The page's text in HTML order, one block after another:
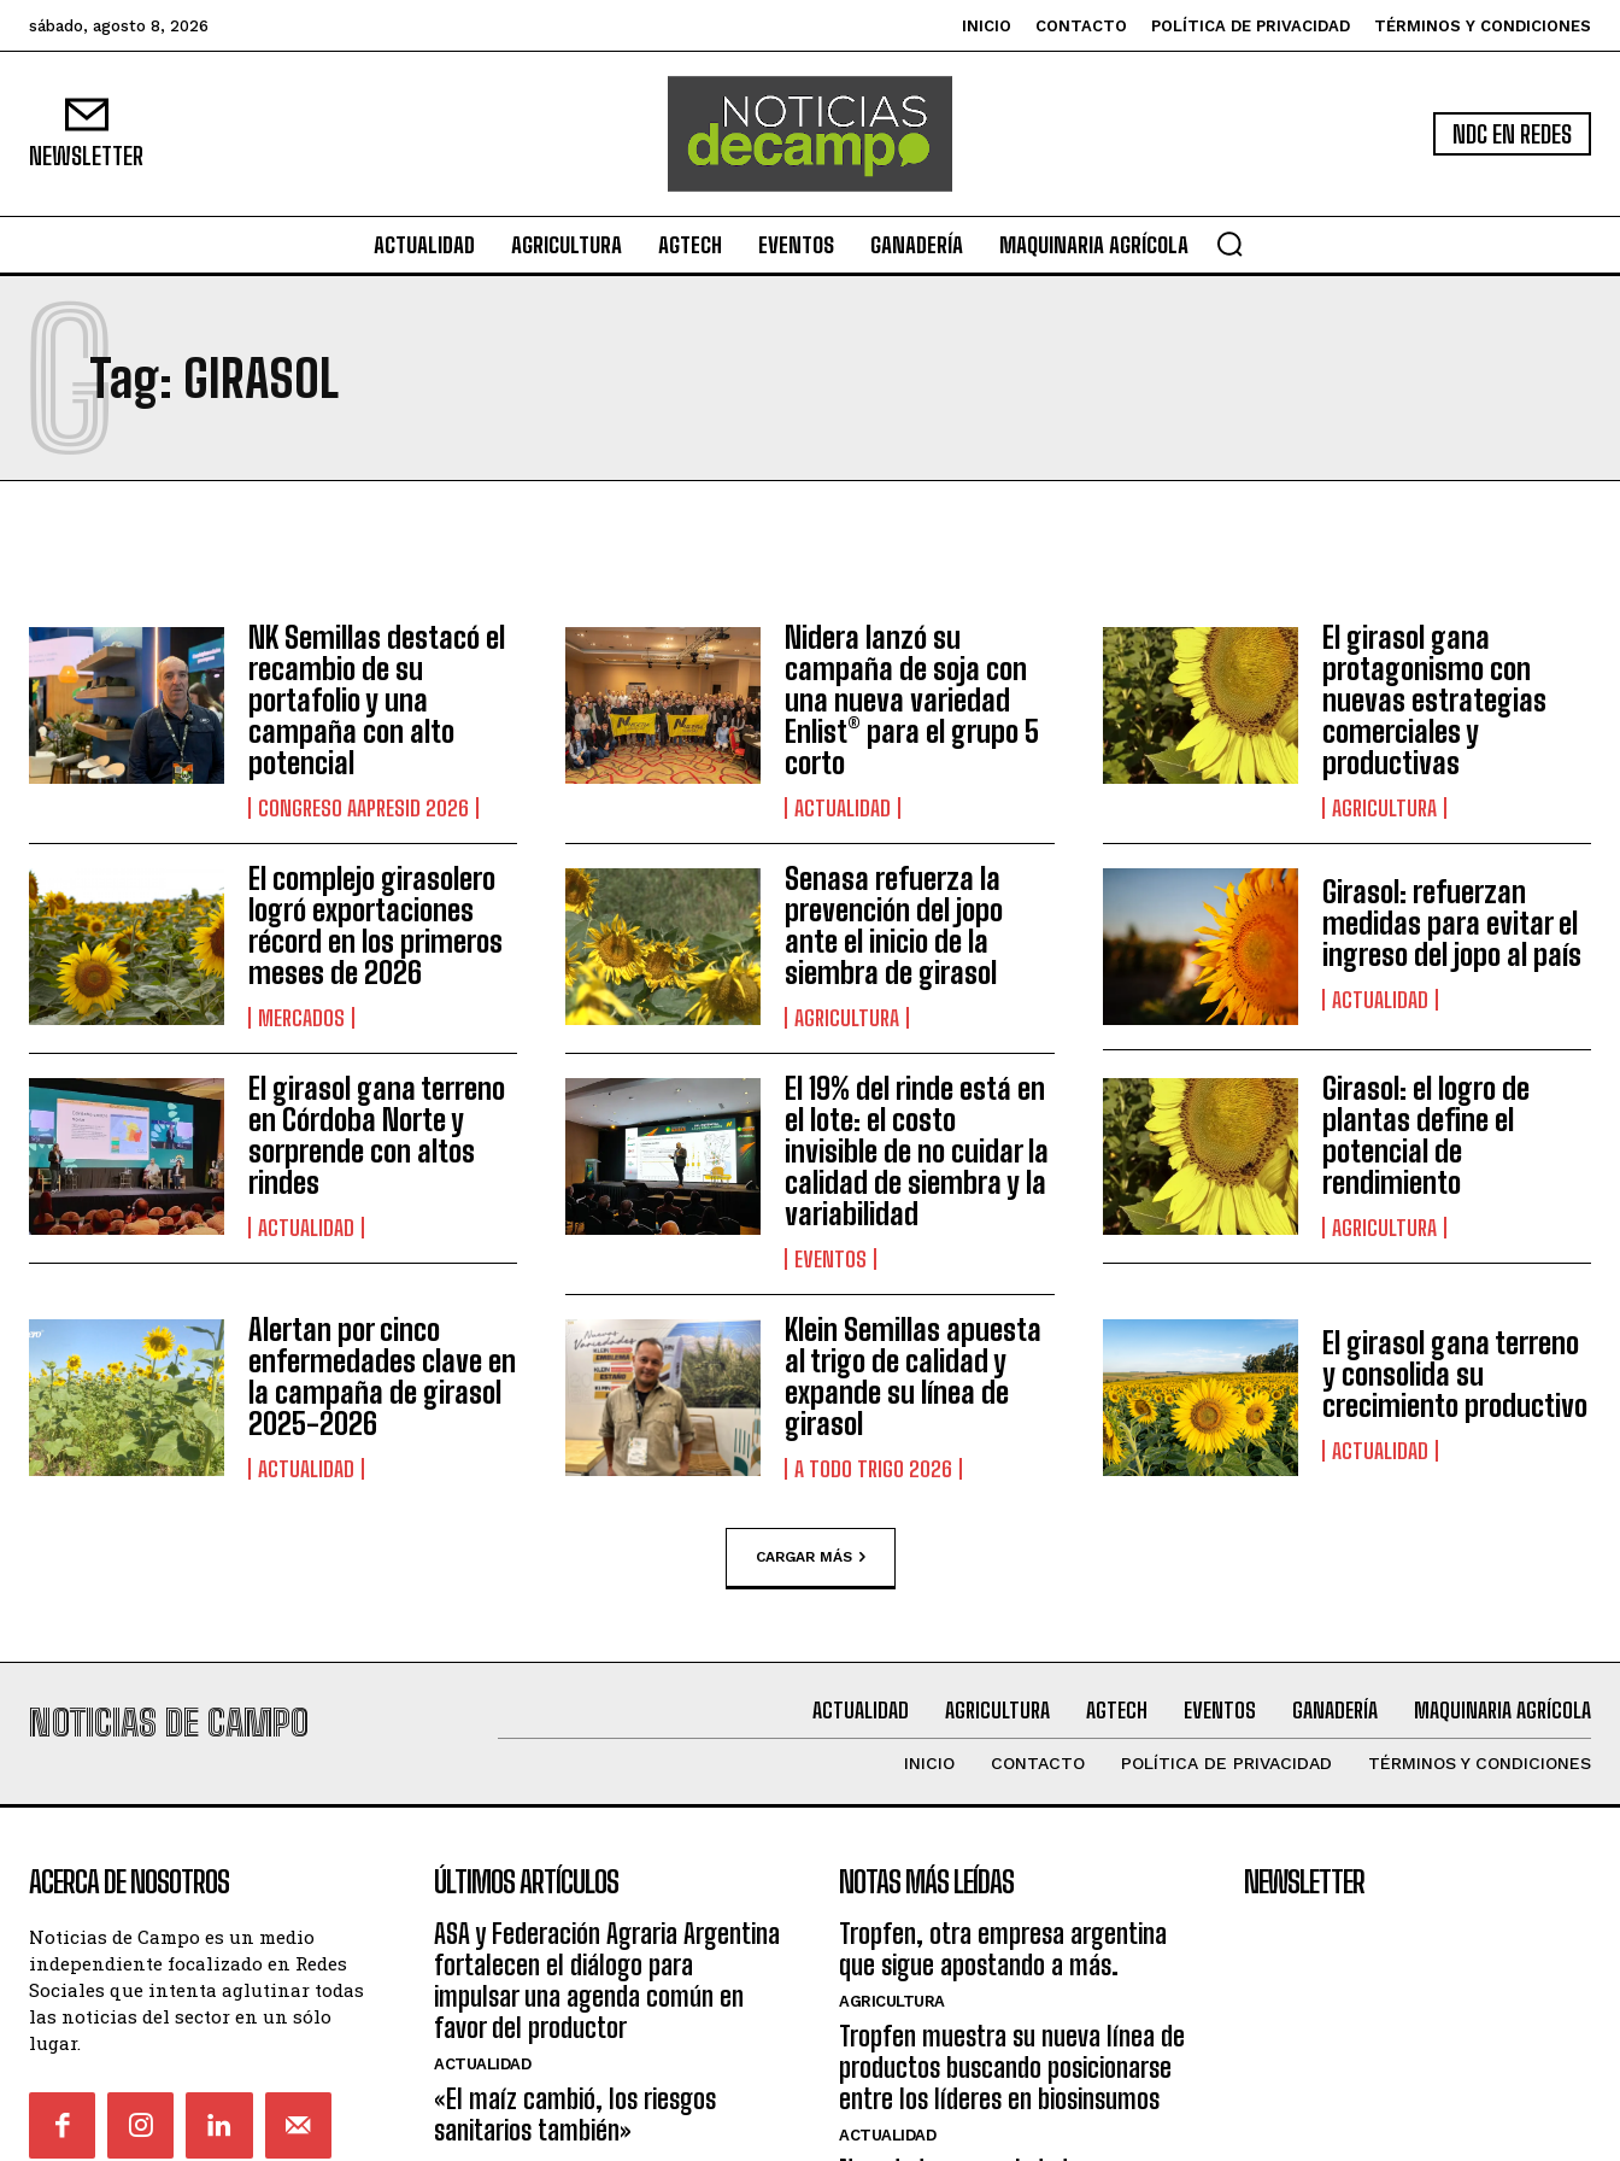
Suscribite al Newsletter
QUIERO SUSCRIBIRME
Leí y acepto laPolítica de Privacidad.
sábado, agosto 8, 2026 INICIO CONTACTO POLÍTICA DE PRIVACIDAD TÉRMINOS Y CONDICIONES
NEWSLETTER
NDC EN REDES
ACTUALIDAD AGRICULTURA AGTECH EVENTOS GANADERÍA MAQUINARIA AGRÍCOLA
Tag: GIRASOL
G
NK Semillas destacó el
recambio de su
portafolio y una
campaña con alto
potencial
CONGRESO AAPRESID 2026
Nidera lanzó su
campaña de soja con
una nueva variedad
Enlist® para el grupo 5
corto
ACTUALIDAD
El girasol gana
protagonismo con
nuevas estrategias
comerciales y
productivas
AGRICULTURA
El complejo girasolero
logró exportaciones
récord en los primeros
meses de 2026
MERCADOS
Senasa refuerza la
prevención del jopo
ante el inicio de la
siembra de girasol
AGRICULTURA
Girasol: refuerzan
medidas para evitar el
ingreso del jopo al país
ACTUALIDAD
El girasol gana terreno
en Córdoba Norte y
sorprende con altos
rindes
ACTUALIDAD
El 19% del rinde está en
el lote: el costo
invisible de no cuidar la
calidad de siembra y la
variabilidad
EVENTOS
Girasol: el logro de
plantas define el
potencial de
rendimiento
AGRICULTURA
Alertan por cinco
enfermedades clave en
la campaña de girasol
2025-2026
ACTUALIDAD
Klein Semillas apuesta
al trigo de calidad y
expande su línea de
girasol
A TODO TRIGO 2026
El girasol gana terreno
y consolida su
crecimiento productivo
ACTUALIDAD
CARGAR MÁS
NOTICIAS DE CAMPO ACTUALIDAD AGRICULTURA AGTECH EVENTOS GANADERÍA MAQUINARIA AGRÍCOLA
INICIO CONTACTO POLÍTICA DE PRIVACIDAD TÉRMINOS Y CONDICIONES
ACERCA DE NOSOTROS
Noticias de Campo es un medio
independiente focalizado en Redes
Sociales que intenta aglutinar todas
las noticias del sector en un sólo
lugar.
ÚLTIMOS ARTÍCULOS
ASA y Federación Agraria Argentina
fortalecen el diálogo para
impulsar una agenda común en
favor del productor
ACTUALIDAD
«El maíz cambió, los riesgos
sanitarios también»
NOTAS MÁS LEÍDAS
Tropfen, otra empresa argentina
que sigue apostando a más.
AGRICULTURA
Tropfen muestra su nueva línea de
productos buscando posicionarse
entre los líderes en biosinsumos
ACTUALIDAD
NEWSLETTER